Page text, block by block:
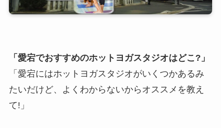
「愛宕でおすすめのホットヨガスタジオはどこ?」
「愛宕にはホットヨガスタジオがいくつかあるみ
たいだけど、よくわからないからオススメを教え
て!」